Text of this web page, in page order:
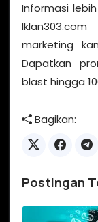
Informasi
marketing
Dapatkan
blast hingga
Bagikan:
Postingan